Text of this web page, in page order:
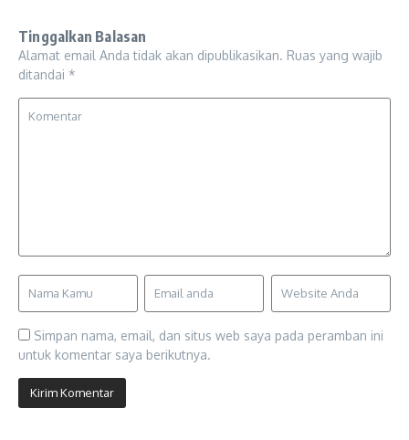
Tinggalkan Balasan
Alamat email Anda tidak akan dipublikasikan. Ruas yang wajib
ditandai *
Simpan nama, email, dan situs web saya pada peramban ini
untuk komentar saya berikutnya.